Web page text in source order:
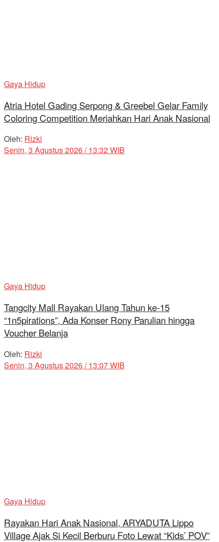
Gaya Hidup
Atria Hotel Gading Serpong & Greebel Gelar Family
Coloring Competition Meriahkan Hari Anak Nasional
Oleh: Rizki
Senin, 3 Agustus 2026 / 13:32 WIB
Gaya Hidup
Tangcity Mall Rayakan Ulang Tahun ke-15
“1n5pirations”, Ada Konser Rony Parulian hingga
Voucher Belanja
Oleh: Rizki
Senin, 3 Agustus 2026 / 13:07 WIB
Gaya Hidup
Rayakan Hari Anak Nasional, ARYADUTA Lippo
Village Ajak Si Kecil Berburu Foto Lewat “Kids’ POV”